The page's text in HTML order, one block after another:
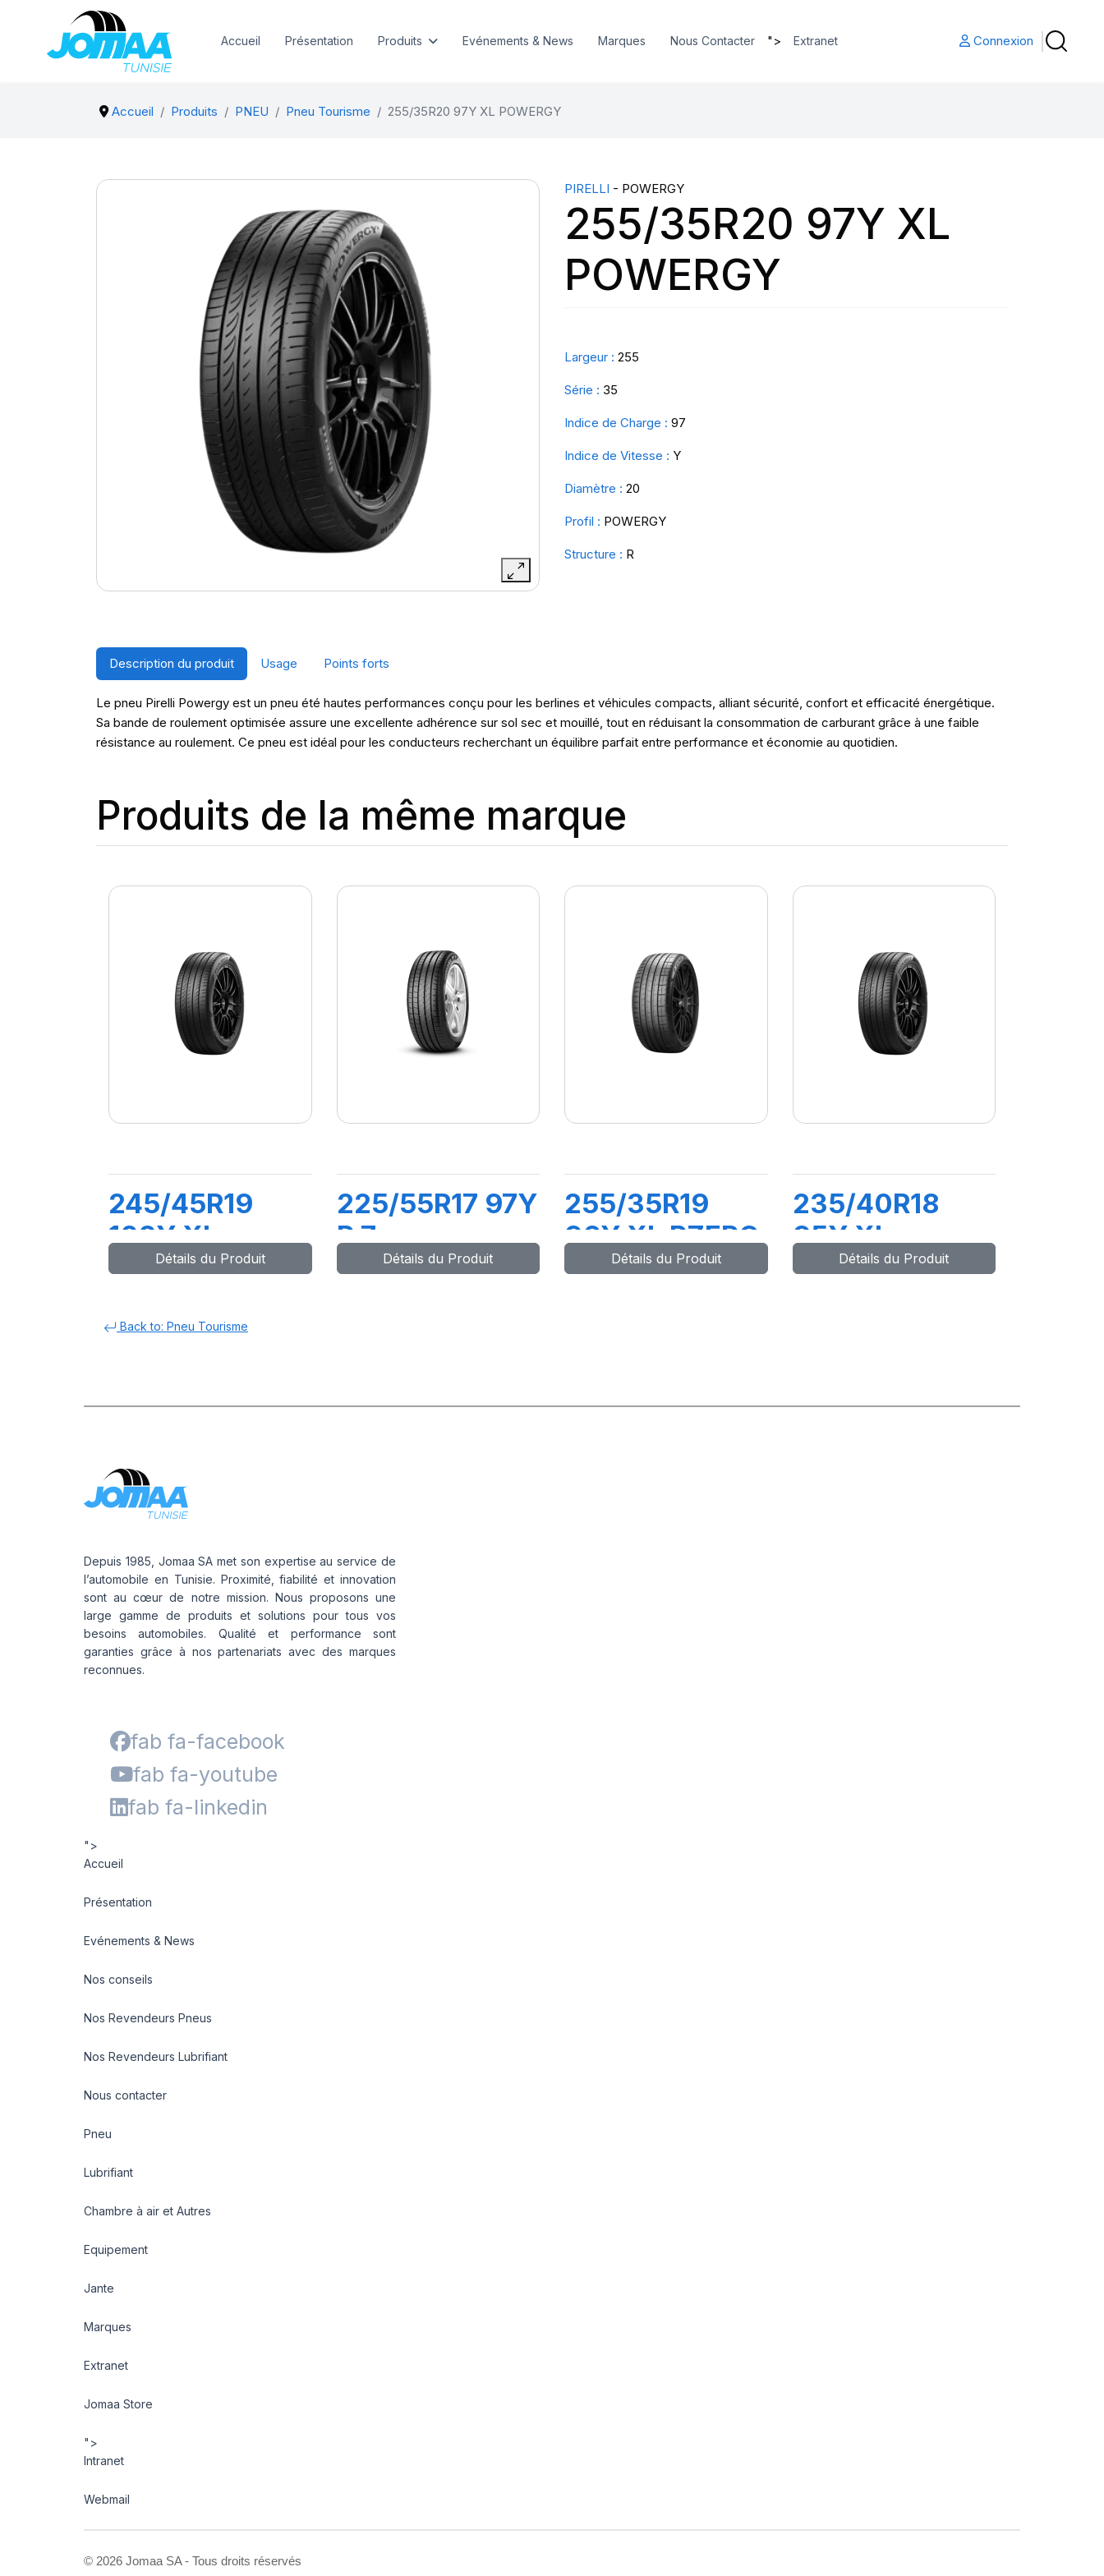
Accueil Présentation Produits Evénements & News Marques Nous Contacter "> Extranet Connexion
Accueil Produits PNEU Pneu Tourisme 255/35R20 97Y XL POWERGY
PIRELLI - POWERGY
255/35R20 97Y XL
POWERGY
Largeur : 255
Série : 35
Indice de Charge : 97
Indice de Vitesse : Y
Diamètre : 20
Profil : POWERGY
Structure : R
Description du produit Usage Points forts
Le pneu Pirelli Powergy est un pneu été hautes performances conçu pour les berlines et véhicules compacts, alliant sécurité, confort et efficacité énergétique.
Sa bande de roulement optimisée assure une excellente adhérence sur sol sec et mouillé, tout en réduisant la consommation de carburant grâce à une faible
résistance au roulement. Ce pneu est idéal pour les conducteurs recherchant un équilibre parfait entre performance et économie au quotidien.
Produits de la même marque
245/45R19
102Y XL
POWERGY
Détails du Produit
225/55R17 97Y
P 7
CINTURATO
Détails du Produit
255/35R19
96Y XL PZERO
PZ4 (*)Détails du Produit
235/40R18
95Y XL
POWERGY
Détails du Produit
Back to: Pneu Tourisme
Depuis 1985, Jomaa SA met son expertise au service de
l’automobile en Tunisie. Proximité, fiabilité et innovation
sont au cœur de notre mission. Nous proposons une
large gamme de produits et solutions pour tous vos
besoins automobiles. Qualité et performance sont
garanties grâce à nos partenariats avec des marques
reconnues.
fab fa-facebook
fab fa-youtube
fab fa-linkedin
">
Accueil
Présentation
Evénements & News
Nos conseils
Nos Revendeurs Pneus
Nos Revendeurs Lubrifiant
Nous contacter
Pneu
Lubrifiant
Chambre à air et Autres
Equipement
Jante
Marques
Extranet
Jomaa Store
">
Intranet
Webmail
© 2026 Jomaa SA - Tous droits réservés